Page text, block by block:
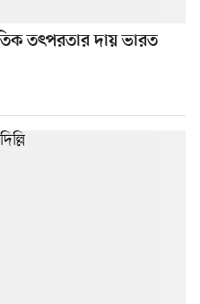
তৎপরতার দায় ভারত